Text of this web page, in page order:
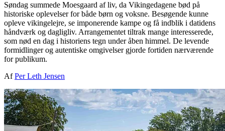
Søndag summede Moesgaard af liv, da Vikingedagene bød på
historiske oplevelser for både børn og voksne. Besøgende kunne
opleve vikingelejre, se imponerende kampe og få indblik i datidens
håndværk og dagligliv. Arrangementet tiltrak mange interesserede,
som nød en dag i historiens tegn under åben himmel. De levende
formidlinger og autentiske omgivelser gjorde fortiden nærværende
for publikum.
AfPer Leth Jensen